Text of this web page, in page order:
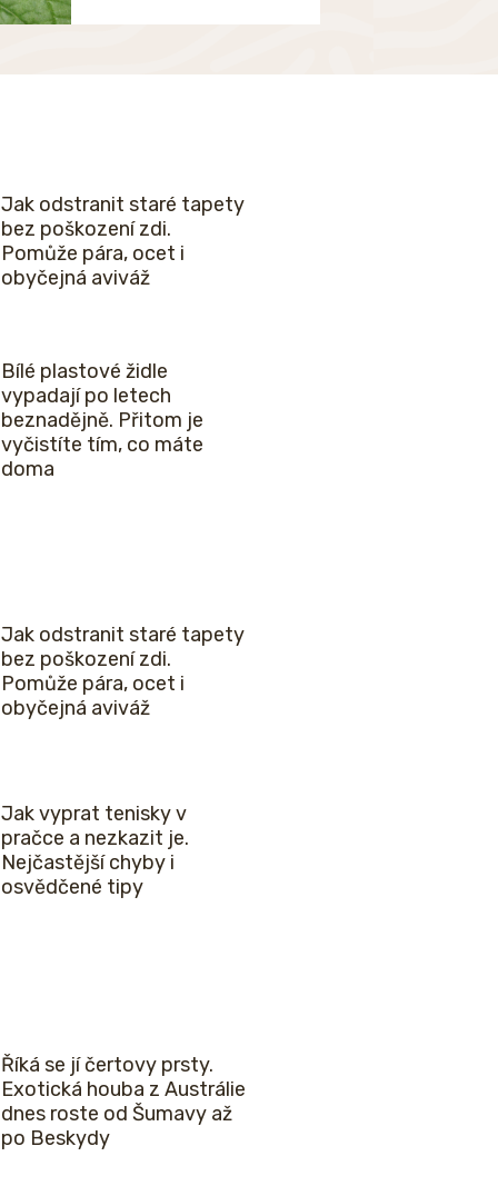
Jak odstranit staré tapety
bez poškození zdi.
Pomůže pára, ocet i
obyčejná aviváž
Bílé plastové židle
vypadají po letech
beznadějně. Přitom je
vyčistíte tím, co máte
doma
Jak odstranit staré tapety
bez poškození zdi.
Pomůže pára, ocet i
obyčejná aviváž
Jak vyprat tenisky v
pračce a nezkazit je.
Nejčastější chyby i
osvědčené tipy
Říká se jí čertovy prsty.
Exotická houba z Austrálie
dnes roste od Šumavy až
po Beskydy